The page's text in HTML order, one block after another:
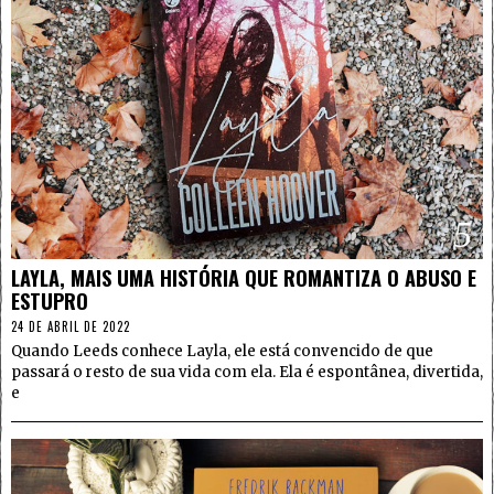
5
LAYLA, MAIS UMA HISTÓRIA QUE ROMANTIZA O ABUSO E
ESTUPRO
24 DE ABRIL DE 2022
Quando Leeds conhece Layla, ele está convencido de que
passará o resto de sua vida com ela. Ela é espontânea, divertida,
e